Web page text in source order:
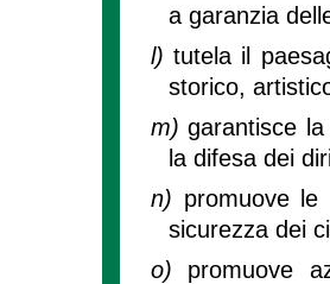
a garanzia
l)tutela il
storico,
m)garantisce
la difesa dei
n) promuove
sicurezza dei
o) promuove